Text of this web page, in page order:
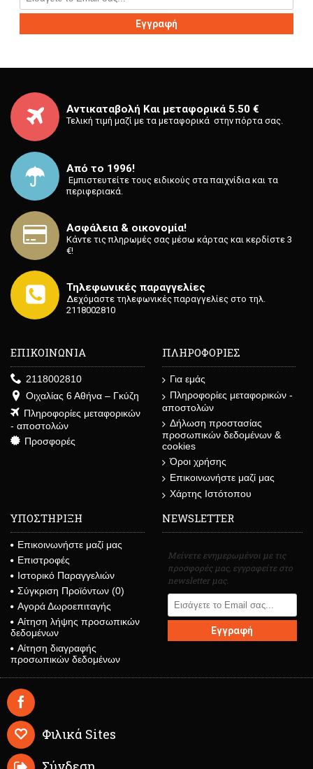
Εγγραφή
Αντικαταβολή Και μεταφορικά 5.50 €
Τελική τιμή μαζί με τα μεταφορικά στην πόρτα σας.
Από το 1996!
⁡ Εμπιστευτείτε τους ειδικούς στα παιχνίδια και τα
περιφεριακά.
Ασφάλεια & οικονομία!
Κάντε τις πληρωμές σας μέσω κάρτας και κερδίστε 3
€!
Τηλεφωνικές παραγγελίες
Δεχόμαστε τηλεφωνικές παραγγελίες στο τηλ.
2118002810
ΕΠΙΚΟΙΝΩΝΙΑ
2118002810
Οιχαλίας 6 Αθήνα – Γκύζη
Πληροφορίες μεταφορικών
- αποστολών
Προσφορές
ΠΛΗΡΟΦΟΡΙΕΣ
Για εμάς
Πληροφορίες μεταφορικών -
αποστολών
Δήλωση προστασίας
προσωπικών δεδομένων &
cookies
Όροι χρήσης
Επικοινωνήστε μαζί μας
Χάρτης Ιστότοπου
ΥΠΟΣΤΗΡΙΞΗ
Επικοινωνήστε μαζί μας
Επιστροφές
Ιστορικό Παραγγελιών
Σύγκριση Προϊόντων (0)
Αγορά Δωροεπιταγής
Αίτηση λήψης προσωπικών
δεδομένων
Αίτηση διαγραφής
προσωπικών δεδομένων
NEWSLETTER
Μείνετε ενημερωμένοι με τις
προσφορές μας, εγγραφείτε στο
newsletter μας.
Εγγραφή
Φιλικά Sites